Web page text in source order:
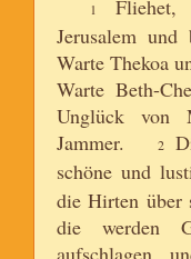
1
Jerusalem
Warte Thekoa
Warte Beth-
Unglück von
Jammer.
2
schöne und
die Hirten über
die werden
aufschlagen